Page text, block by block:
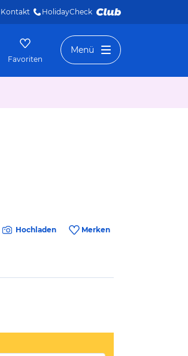
Kontakt HolidayCheck
Favoriten
Menü
Hochladen Merken